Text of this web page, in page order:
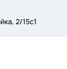
2/15с1